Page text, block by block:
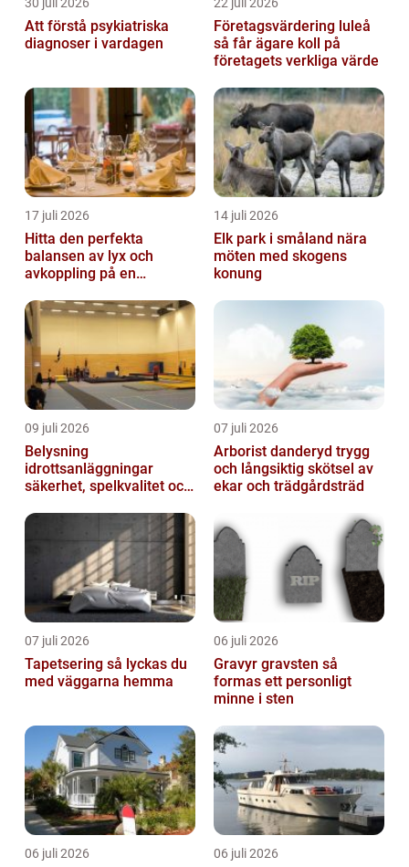
Att förstå psykiatriska
diagnoser i vardagen
Företagsvärdering luleå
så får ägare koll på
företagets verkliga värde
17 juli 2026
Hitta den perfekta
balansen av lyx och
avkoppling på en
Östermalm
14 juli 2026
Elk park i småland nära
möten med skogens
konung
09 juli 2026
Belysning
idrottsanläggningar
säkerhet, spelkvalitet och
07 juli 2026
Arborist danderyd trygg
och långsiktig skötsel av
ekar och trädgårdsträd
07 juli 2026
Tapetsering så lyckas du
med väggarna hemma
06 juli 2026
Gravyr gravsten så
formas ett personligt
minne i sten
06 juli 2026 06 juli 2026